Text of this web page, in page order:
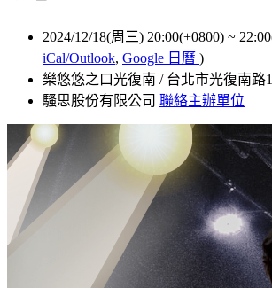
2024/12/18(周三) 20:00(+0800) ~
iCal/Outlook, Google 日曆 )
樂悠悠之口光復南 / 台北市光復南路
騷思股份有限公司 聯絡主辦單位